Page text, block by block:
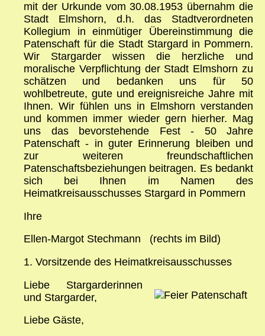
mit der Urkunde vom 30.08.1953 übernahm die
Stadt Elmshorn, d.h. das Stadtverordneten
Kollegium in einmütiger Übereinstimmung die
Patenschaft für die Stadt Stargard in Pommern.
Wir Stargarder wissen die herzliche und
moralische Verpflichtung der Stadt Elmshorn zu
schätzen und bedanken uns für 50
wohlbetreute, gute und ereignisreiche Jahre mit
Ihnen. Wir fühlen uns in Elmshorn verstanden
und kommen immer wieder gern hierher. Mag
uns das bevorstehende Fest ‑ 50 Jahre
Patenschaft ‑ in guter Erinnerung bleiben und
zur weiteren freundschaftlichen
Patenschaftsbeziehungen beitragen. Es bedankt
sich bei Ihnen im Namen des
Heimatkreisausschusses Stargard in Pommern
Ihre
Ellen‑Margot Stechmann (rechts im Bild)
1. Vorsitzende des Heimatkreisausschusses
Liebe Stargarderinnen
und Stargarder,
Liebe Gäste,